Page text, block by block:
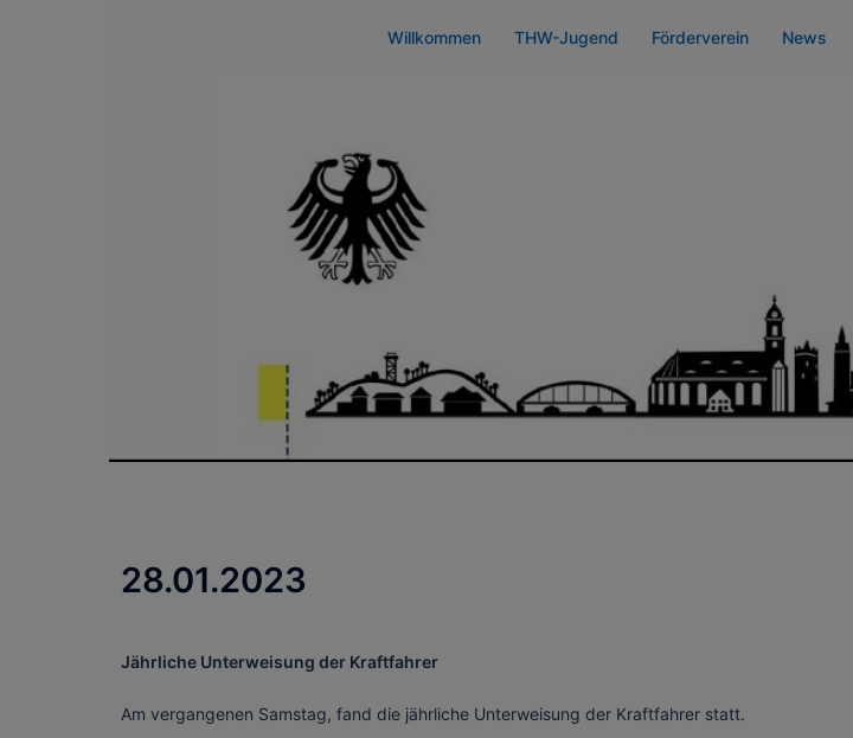
Willkommen THW-Jugend Förderverein News
28.01.2023
Jährliche Unterweisung der Kraftfahrer
Am vergangenen Samstag, fand die jährliche Unterweisung der Kraftfahrer statt.